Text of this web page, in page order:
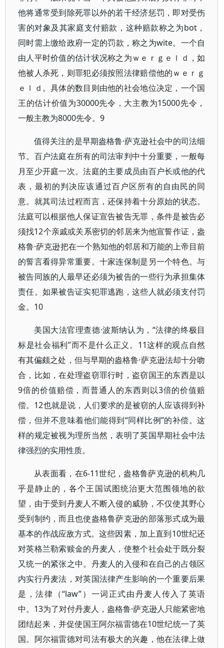
他将通常受到除死罪以外的若干经济惩罚，即对受伤
害的对象及其家庭支付赔款，这种赔款称之为bot，
同时需上缴给政府一定的罚款，称之为wite。一个自
由人平时价值的估计状况称之为ｗｅｒｇｅｌｄ，如
他被人杀死，则罪犯必须按照法律赔偿他的ｗｅｒｇ
ｅｌｄ。具体的数目则由他的社会地位决定，一个国
王的估计价值为30000先令，大主教为15000先令，
一般主教为8000先令。9
值得关注的是早期盎格鲁·萨克逊社会中的司法细
节。百户法庭在所有的司法审判中十分重要，一般每
月至少开庭一次。法庭的主要成员由百户长或他的代
表，最初的判决应该通过百户区所有的自由民的同
意。就其司法过程而言，还保持着十分原始的状态。
法庭可以根据他人保证宣告被告无罪，条件是被告必
须找12个亲戚或关系密切的邻居来为他宣誓作证，盎
格鲁·萨克逊把在一个熟知他的邻居和万能的上帝目前
的誓言看得异常重要。十家连保制是另一个特色。与
被告同族的人最早还必须为被告的一些行为承担集体
责任。如果被告证实犯罪逃跑，这些人就必须支付罚
金。10
美国大法官理查德·波斯纳认为，“法律的终极目
标是社会福利”而不是什么正义。11这样的观点自然
有其偏颇之处，但与早期的盎格鲁·萨克逊法却十分吻
合，比如，在处理盗窃罪行时，盗窃国王的东西是以
9倍的价值赔偿，而普通人的东西则以3倍的价值赔
偿。12也就是说，人们要求的是被窃的人应该得到补
偿，但并不意味着他们能得到“同样比例”的补偿。这
样的规定被视为理所当然，表明了英国早期社会中法
律强烈的实用性质。
从表面看，在6-11世纪，盎格鲁萨克逊的机构几
乎是静止的，各个王国试图统治更大范围领地的欲
望，由于受到丹麦人不断入侵的威胁，不仅使其野心
受到制约，而且也使盎格鲁萨克逊的部落形式成为最
基本的作战应敌方式。这些因素，加上直到10世纪还
对英格兰勒索赎金的丹麦人，使整个社会处于既分裂
又统一的紧张之中。丹麦人的入侵和在自己的占领区
内实行丹麦法，对英国法律产生影响的一个重要后果
是，法律（“law”）一词正式由丹麦人传入了英语
中。13为了对付丹麦人，盎格鲁·萨克逊人只能紧密地
团结起来，并促使国王阿尔福雷德在10世纪统一了英
国。阿尔福雷德对司法有极大的兴趣，他在法律上做